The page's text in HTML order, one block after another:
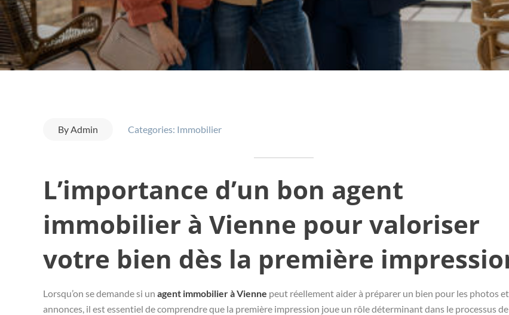
ByAdmin Categories: Immobilier
L’importance d’un bon agent
immobilier à Vienne pour valoriser
votre bien dès la première
Lorsqu’on se demande si un agent immobilier à Vienne peut réellement aider à préparer un bien pour les photos
annonces, il est essentiel de comprendre que la première impression joue un rôle déterminant dans le processus de